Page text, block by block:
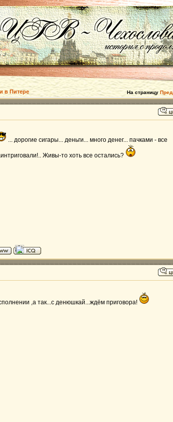
в Питере На страницу Пред.
... дорогие сигары... деньги... много денег... пачками - все
Живы-то хоть все остались?
,а так...с денюшкай...ждём приговора!